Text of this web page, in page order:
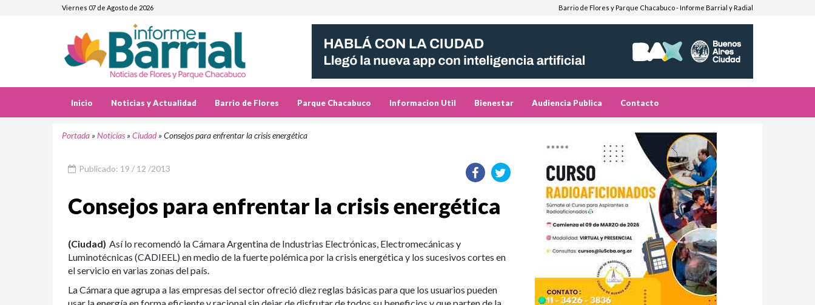
Viernes 07 de Agosto de 2026 Barrio de Flores y Parque Chacabuco - Informe Barrial y Radial
Inicio Noticias y Actualidad Barrio de Flores Parque Chacabuco Informacion Util Bienestar Audiencia Publica Contacto
Portada »Noticias »Ciudad»Consejos para enfrentar la crisis energética
Publicado: 19 / 12 /2013
Consejos para enfrentar la crisis energética
(Ciudad) Así lo recomendó la Cámara Argentina de Industrias Electrónicas, Electromecánicas y
Luminotécnicas (CADIEEL) en medio de la fuerte polémica por la crisis energética y los sucesivos cortes en
el servicio en varias zonas del país.
La Cámara que agrupa a las empresas del sector ofreció diez reglas básicas para que los usuarios pueden